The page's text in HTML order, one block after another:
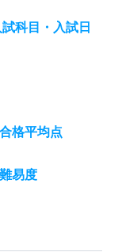
科目・入試日
格平均点
易度